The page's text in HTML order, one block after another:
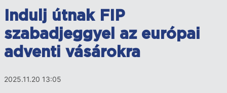
Indulj útnak FIP
szabadjeggyel az európai
adventi vásárokra
2025.11.20 13:05